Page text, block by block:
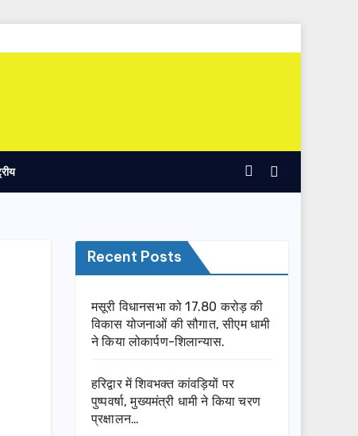
Recent Posts
मसूरी विधानसभा को 17.80 करोड़ की
विकास योजनाओं की सौगात, सीएम धामी
ने किया लोकार्पण-शिलान्यास.
हरिद्वार में शिवभक्त कांवड़ियों पर
पुष्पवर्षा, मुख्यमंत्री धामी ने किया चरण
प्रक्षालन…